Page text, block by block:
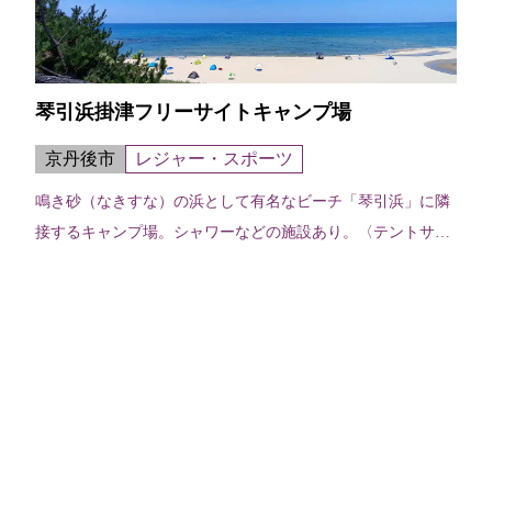
琴引浜掛津フリーサイトキャンプ場
京丹後市 レジャー・スポーツ
鳴き砂（なきすな）の浜として有名なビーチ「琴引浜」に隣
接するキャンプ場。シャワーなどの施設あり。〈テントサイ